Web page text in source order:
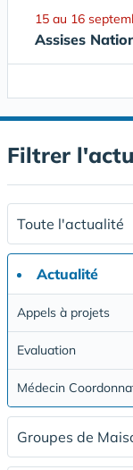
15 au 16
Assises
Filtrer
Toute l'actualité
Actualité
Appels à projets
Evaluation
Médecin
Groupes de